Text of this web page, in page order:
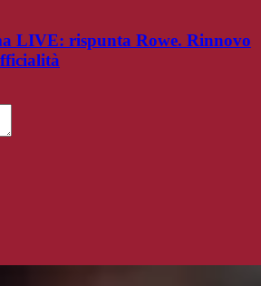
LIVE: rispunta Rowe. Rinnovo